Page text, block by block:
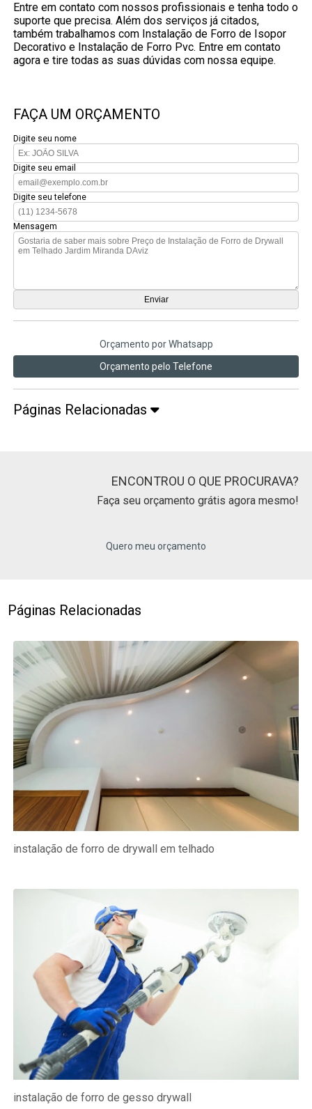
Entre em contato com nossos profissionais e tenha todo o
suporte que precisa. Além dos serviços já citados,
também trabalhamos com Instalação de Forro de Isopor
Decorativo e Instalação de Forro Pvc. Entre em contato
agora e tire todas as suas dúvidas com nossa equipe.
FAÇA UM ORÇAMENTO
Digite seu nome
Digite seu email
Digite seu telefone
Mensagem
Orçamento por Whatsapp
Orçamento pelo Telefone
Páginas Relacionadas
ENCONTROU O QUE PROCURAVA?
Faça seu orçamento grátis agora mesmo!
Quero meu orçamento
Páginas Relacionadas
instalação de forro de drywall em telhado
instalação de forro de gesso drywall